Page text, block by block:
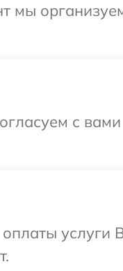
мы
с